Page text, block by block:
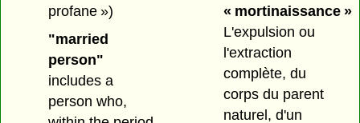
profane »)
"married
person"
includes a
person who,
« mortinaissance »
L'expulsion ou
l'extraction
complète, du
corps du parent
naturel, d'un